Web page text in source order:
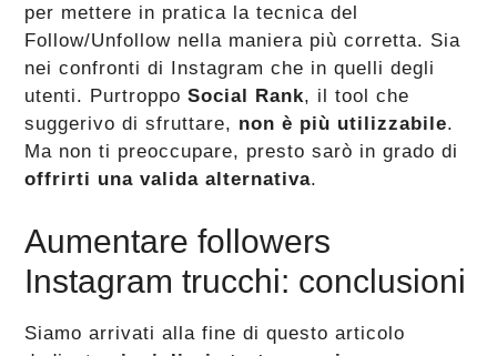
per mettere in pratica la tecnica del
Follow/Unfollow nella maniera più corretta. Sia
nei confronti di Instagram che in quelli degli
utenti. PurtroppoSocial Rank, il tool che
suggerivo di sfruttare, non è più utilizzabile.
Ma non ti preoccupare, presto sarò in grado di
offrirti una valida alternativa.
Aumentare followers
Instagram trucchi: conclusioni
Siamo arrivati alla fine di questo articolo